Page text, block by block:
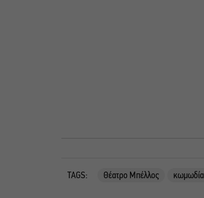
TAGS: Θέατρο Μπέλλος κωμωδία